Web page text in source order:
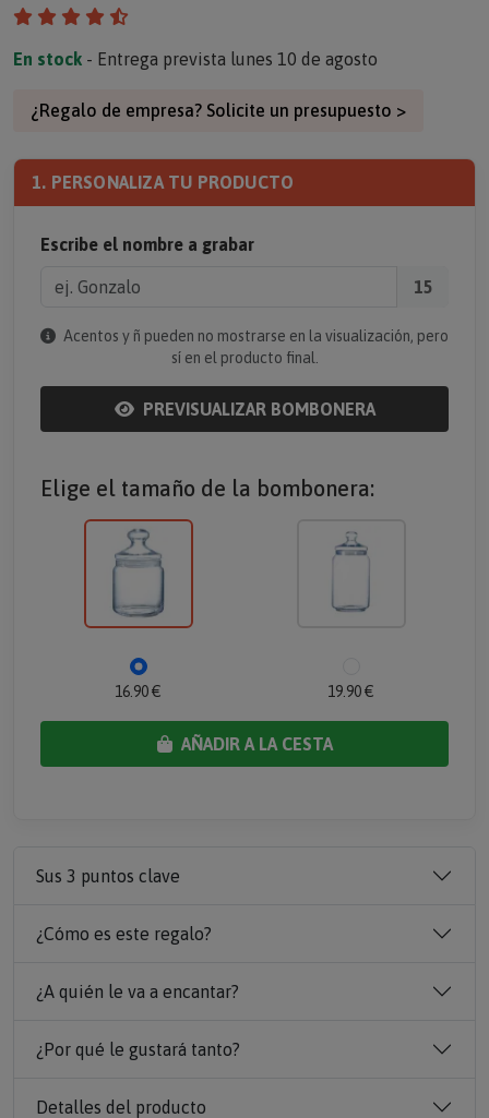
En stock - Entrega prevista lunes 10 de agosto
¿Regalo de empresa? Solicite un presupuesto >
1. PERSONALIZA TU PRODUCTO
Escribe el nombre a grabar
15
Acentos y ñ pueden no mostrarse en la visualización, pero
sí en el producto final.
PREVISUALIZAR BOMBONERA
Elige el tamaño de la bombonera:
16.90 € 19.90 €
AÑADIR A LA CESTA
Sus 3 puntos clave
¿Cómo es este regalo?
¿A quién le va a encantar?
¿Por qué le gustará tanto?
Detalles del producto